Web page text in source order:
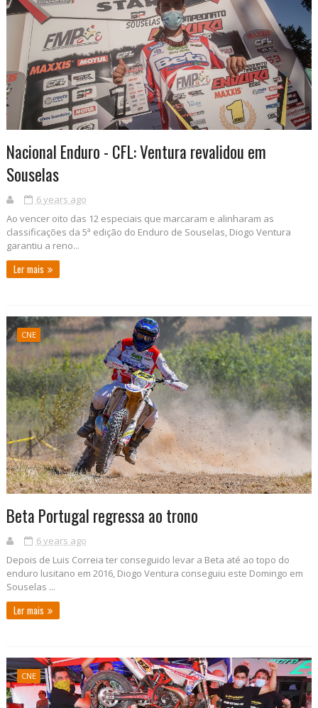
Nacional Enduro - CFL: Ventura revalidou em
Souselas
6 years ago
Ao vencer oito das 12 especiais que marcaram e alinharam as
classificações da 5ª edição do Enduro de Souselas, Diogo Ventura
garantiu a reno...
Ler mais
CNE
Beta Portugal regressa ao trono
6 years ago
Depois de Luis Correia ter conseguido levar a Beta até ao topo do
enduro lusitano em 2016, Diogo Ventura conseguiu este Domingo em
Souselas ...
Ler mais
CNE